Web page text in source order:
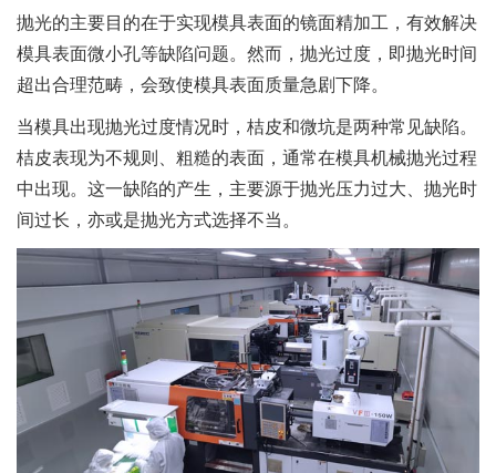
抛光的主要目的在于实现模具表面的镜面精加工，有效解决
模具表面微小孔等缺陷问题。然而，抛光过度，即抛光时间
超出合理范畴，会致使模具表面质量急剧下降。
当模具出现抛光过度情况时，桔皮和微坑是两种常见缺陷。
桔皮表现为不规则、粗糙的表面，通常在模具机械抛光过程
中出现。这一缺陷的产生，主要源于抛光压力过大、抛光时
间过长，亦或是抛光方式选择不当。